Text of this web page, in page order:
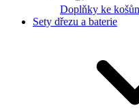
Doplňky ke
Sety dřezu a baterie